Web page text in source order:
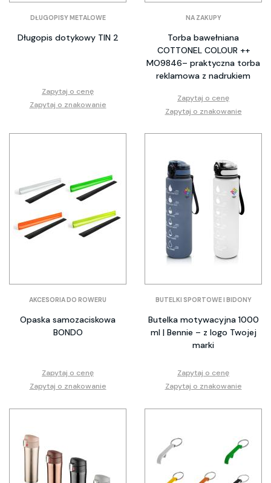
DŁUGOPISY METALOWE
Długopis dotykowy TIN 2
Zapytaj o cenę
Zapytaj o znakowanie
NA ZAKUPY
Torba bawełniana
COTTONEL COLOUR ++
MO9846– praktyczna torba
reklamowa z nadrukiem
Zapytaj o cenę
Zapytaj o znakowanie
AKCESORIA DO ROWERU
Opaska samozaciskowa
BONDO
Zapytaj o cenę
Zapytaj o znakowanie
BUTELKI SPORTOWE I BIDONY
Butelka motywacyjna 1000
ml | Bennie – z logo Twojej
marki
Zapytaj o cenę
Zapytaj o znakowanie